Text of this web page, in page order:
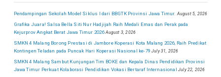
Pendampingan Sekolah Model Siklus I dari BBGTK Provinsi Jawa Timur. August 5, 2026
Grafika Juara! Salsa Bella Siti Nur Hadjijah Raih Medali Emas dan Perak pada
Kejurprov Angkat Berat Jawa Timur 2026 August 3, 2026
SMKN 4 Malang Borong Prestasi di Jambore Koperasi Kota Malang 2026, Raih Predikat
Kontingen Teladan pada Puncak Hari Koperasi Nasional ke-79 July 31, 2026
SMKN 4 Malang Sambut Kunjungan Tim BOKE dan Kepala Dinas Pendidikan Provinsi
Jawa Timur Perkuat Kolaborasi Pendidikan Vokasi Bertaraf Internasional July 22, 2026